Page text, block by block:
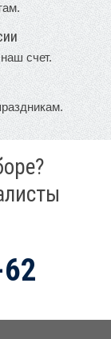
счет.